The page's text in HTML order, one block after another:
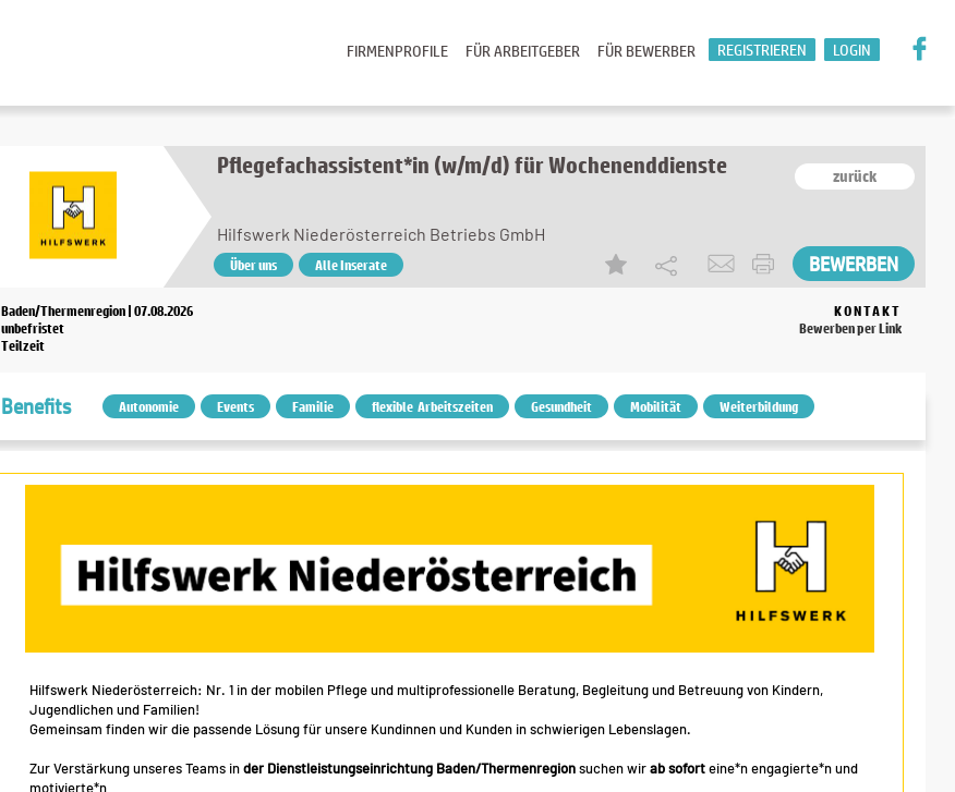
LOGIN
REGISTRIEREN
FÜR BEWERBER
FÜR ARBEITGEBER
FIRMENPROFILE
Pflegefachassistent*in (w/m/d) für Wochenenddienste zurück
Hilfswerk Niederösterreich Betriebs GmbH
Über uns Alle Inserate
Baden/Thermenregion | 07.08.2026
unbefristet
Teilzeit
KONTAKT
Bewerben per Link
Benefits Autonomie Events Familie flexible Arbeitszeiten Gesundheit Mobilität Weiterbildung
Hilfswerk Niederösterreich: Nr. 1 in der mobilen Pflege und multiprofessionelle Beratung, Begleitung und Betreuung von Kindern,
Jugendlichen und Familien!
Gemeinsam finden wir die passende Lösung für unsere Kundinnen und Kunden in schwierigen Lebenslagen.
Zur Verstärkung unseres Teams inder Dienstleistungseinrichtung Baden/Thermenregionsuchen wirab soforteine*n engagierte*n und
motivierte*n